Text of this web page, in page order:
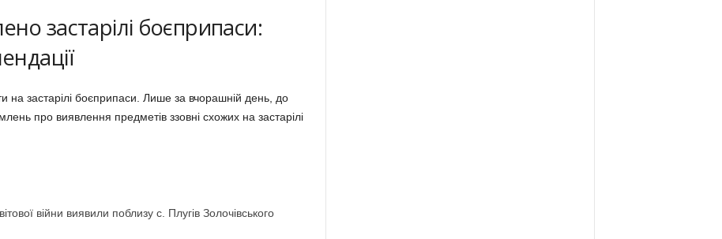
застарілі боєприпаси:
на застарілі боєприпаси. Лише за вчорашній день, до
про виявлення предметів ззовні схожих на застарілі
війни виявили поблизу с. Плугів Золочівського